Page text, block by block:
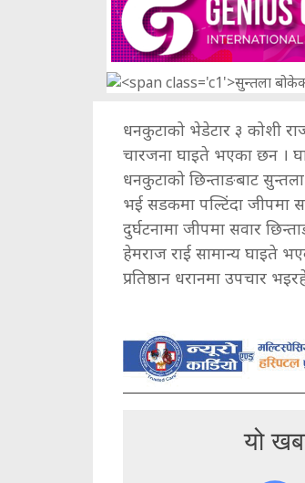
धनकुटाको भेडेटार ३ कोशी
चारजना घाइते भएका छन ।
धनकुटाको छिन्ताङबाट
भई सडकमा पल्टिंदा जीपमा
दुर्घटनामा जीपमा सवार
हेमराज राई सामान्य घाइते
प्रतिष्ठान धरानमा उपचार
यो